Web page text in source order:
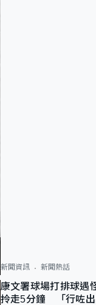
新聞資訊 新聞熱話
康文署球場打排球
拎走5分鐘 「行咗出